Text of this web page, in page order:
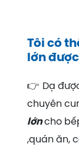
Tôi có
lớn
👉 Dạ
chuyên
lớncho
,quán ăn,